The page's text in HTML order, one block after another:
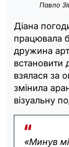
Павло
Діана
працювала
дружина
встановити
взялася за
змінила
візуальну
«Минув